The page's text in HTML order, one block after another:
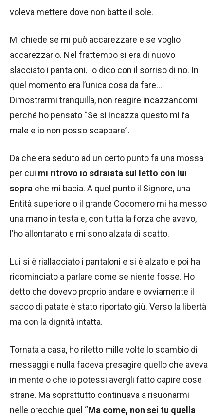
voleva mettere dove non batte il sole.
Mi chiede se mi può accarezzare e se voglio
accarezzarlo. Nel frattempo si era di nuovo
slacciato i pantaloni. Io dico con il sorriso di no. In
quel momento era l’unica cosa da fare…
Dimostrarmi tranquilla, non reagire incazzandomi
perché ho pensato “Se si incazza questo mi fa
male e io non posso scappare”.
Da che era seduto ad un certo punto fa una mossa
per cui mi ritrovo io sdraiata sul letto con lui
sopra che mi bacia. A quel punto il Signore, una
Entità superiore o il grande Cocomero mi ha messo
una mano in testa e, con tutta la forza che avevo,
l’ho allontanato e mi sono alzata di scatto.
Lui si è riallacciato i pantaloni e si è alzato e poi ha
ricominciato a parlare come se niente fosse. Ho
detto che dovevo proprio andare e ovviamente il
sacco di patate è stato riportato giù. Verso la libertà
ma con la dignità intatta.
Tornata a casa, ho riletto mille volte lo scambio di
messaggi e nulla faceva presagire quello che aveva
in mente o che io potessi avergli fatto capire cose
strane. Ma soprattutto continuava a risuonarmi
nelle orecchie quel “Ma come, non sei tu quella